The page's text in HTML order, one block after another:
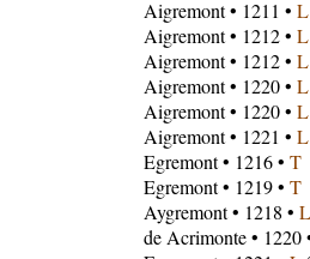
Aigremont• 1211 • L
Aigremont• 1212 • L
Aigremont• 1212 • L
Aigremont• 1220 • L
Aigremont• 1220 • L
Aigremont• 1221 • L
Egremont• 1216 • T
Egremont• 1219 • T
Aygremont• 1218 • L
de Acrimonte• 1220